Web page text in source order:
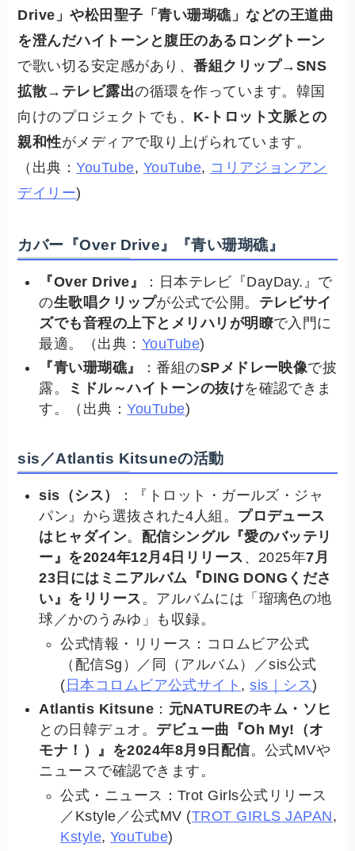
Drive」や松田聖子「青い珊瑚礁」などの王道曲
を澄んだハイトーンと腹圧のあるロングトーン
で歌い切る安定感があり、番組クリップ→SNS
拡散→テレビ露出の循環を作っています。韓国
向けのプロジェクトでも、 K-トロット文脈との
親和性がメディアで取り上げられています。
（出典：YouTube, YouTube, コリアジョンアン
デイリー)
カバー『Over Drive』『青い珊瑚礁』
『Over Drive』
：日本テレビ『DayDay.』で
の生歌唱クリップが公式で公開。 テレビサイ
ズでも音程の上下とメリハリが明瞭で入門に
最適。（出典： YouTube)
『青い珊瑚礁』
：番組のSPメドレー映像で披
露。
ミドル～ハイトーンの抜けを確認できま
す。（出典：YouTube)
sis／Atlantis Kitsuneの活動
sis（シス）
：『トロット・ガールズ・ジャ
パン』から選抜された4人組。 プロデュース
はヒャダイン。 配信シングル『愛のバッテリ
ー』を2024年12月4日リリース 、2025年7月
23日にはミニアルバム『DING DONGくださ
い』をリリース。アルバムには「瑠璃色の地
球／かのうみゆ」も収録。
公式情報・リリース：コロムビア公式
（配信Sg）／同（アルバム）／sis公式
( 日本コロムビア公式サイト ,sis｜シス)
Atlantis Kitsune ： 元NATUREのキム・ソヒ
との日韓デュオ。 デビュー曲『Oh My!（オ
モナ！）』を2024年8月9日配信。公式MVや
ニュースで確認できます。
公式・ニュース：Trot Girls公式リリース
／Kstyle／公式MV (TROT GIRLS JAPAN,
Kstyle,YouTube)